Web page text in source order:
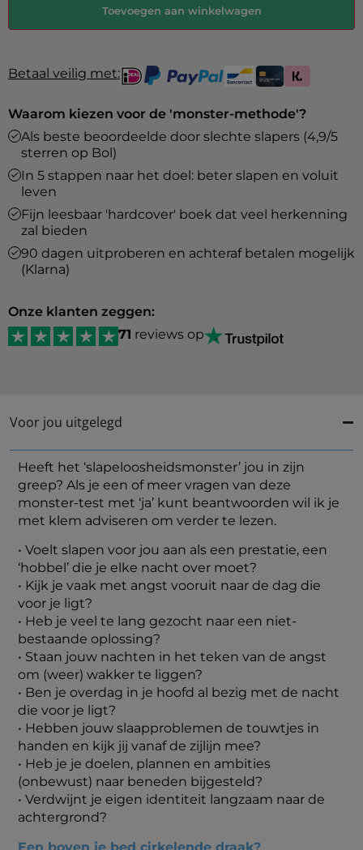
Toevoegen aan winkelwagen
Betaal veilig met:
Waarom kiezen voor de 'monster-methode'?
Als beste beoordeelde door slechte slapers (4,9/5
sterren op Bol)
In 5 stappen naar het doel: beter slapen en voluit
leven
Fijn leesbaar 'hardcover' boek dat veel herkenning
zal bieden
90 dagen uitproberen en achteraf betalen mogelijk
(Klarna)
Onze klanten zeggen:
71 reviews op
Voor jou uitgelegd
Heeft het ‘slapeloosheidsmonster’ jou in zijn
greep? Als je een of meer vragen van deze
monster-test met ‘ja’ kunt beantwoorden wil ik je
met klem adviseren om verder te lezen.
• Voelt slapen voor jou aan als een prestatie, een
‘hobbel’ die je elke nacht over moet?
• Kijk je vaak met angst vooruit naar de dag die
voor je ligt?
• Heb je veel te lang gezocht naar een niet-
bestaande oplossing?
• Staan jouw nachten in het teken van de angst
om (weer) wakker te liggen?
• Ben je overdag in je hoofd al bezig met de nacht
die voor je ligt?
• Hebben jouw slaapproblemen de touwtjes in
handen en kijk jij vanaf de zijlijn mee?
• Heb je je doelen, plannen en ambities
(onbewust) naar beneden bijgesteld?
• Verdwijnt je eigen identiteit langzaam naar de
achtergrond?